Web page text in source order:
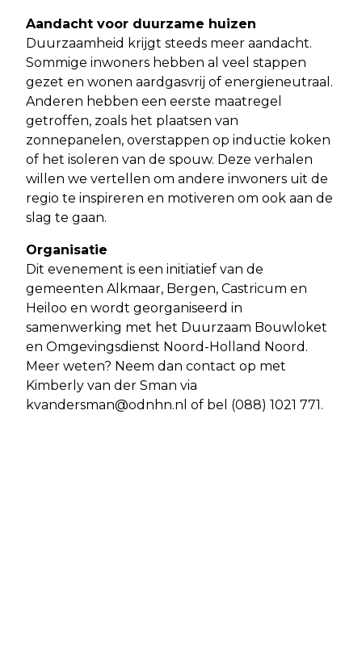
Aandacht voor duurzame huizen
Duurzaamheid krijgt steeds meer aandacht.
Sommige inwoners hebben al veel stappen
gezet en wonen aardgasvrij of energieneutraal.
Anderen hebben een eerste maatregel
getroffen, zoals het plaatsen van
zonnepanelen, overstappen op inductie koken
of het isoleren van de spouw. Deze verhalen
willen we vertellen om andere inwoners uit de
regio te inspireren en motiveren om ook aan de
slag te gaan.
Organisatie
Dit evenement is een initiatief van de
gemeenten Alkmaar, Bergen, Castricum en
Heiloo en wordt georganiseerd in
samenwerking met het Duurzaam Bouwloket
en Omgevingsdienst Noord-Holland Noord.
Meer weten? Neem dan contact op met
Kimberly van der Sman via
kvandersman@odnhn.nl of bel (088) 1021 771.